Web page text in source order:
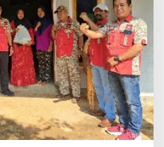
L
G
i
a
t
J
u
m
a
t